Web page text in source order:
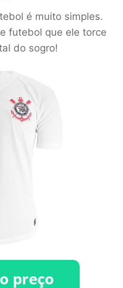
é muito simples.
futebol que ele torce
do sogro!